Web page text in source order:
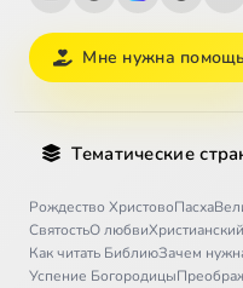
Мне нужна помощь
Тематические
Рождество ХристовоПасха
СвятостьО любви
Как читать БиблиюЗачем
Успение Богородицы